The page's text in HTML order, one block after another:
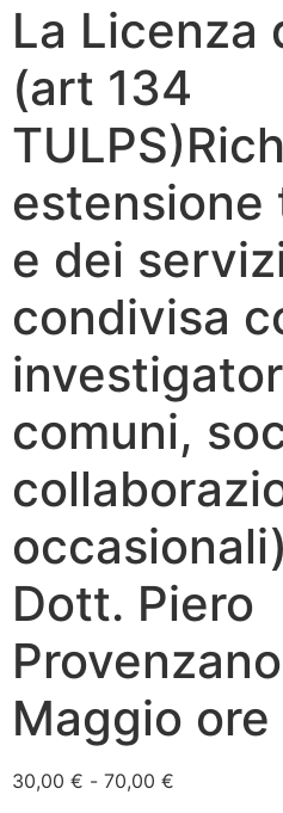
La Licenza
(art 134
e dei
condivisa
comuni,
Dott. Piero
Maggio ore
30,00 € - 70,00 €